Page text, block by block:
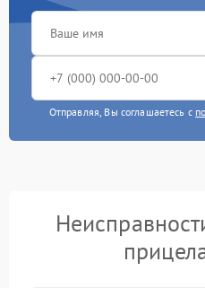
Отправляя, Вы соглашаетесь с